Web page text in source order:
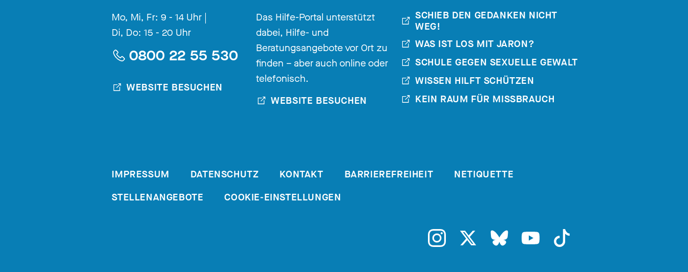
Mo, Mi, Fr: 9 - 14 Uhr |
Di, Do: 15 - 20 Uhr
0800 22 55 530
WEBSITE BESUCHEN
Das Hilfe-Portal unterstützt
dabei, Hilfe- und
Beratungsangebote vor Ort zu
finden – aber auch online oder
telefonisch.
WEBSITE BESUCHEN
SCHIEB DEN GEDANKEN NICHT
WEG!
WAS IST LOS MIT JARON?
SCHULE GEGEN SEXUELLE GEWALT
WISSEN HILFT SCHÜTZEN
KEIN RAUM FÜR MISSBRAUCH
IMPRESSUM DATENSCHUTZ KONTAKT BARRIEREFREIHEIT
NETIQUETTE
STELLENANGEBOTE
COOKIE-EINSTELLUNGEN